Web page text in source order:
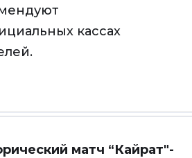
кассах
матч “Кайрат"-